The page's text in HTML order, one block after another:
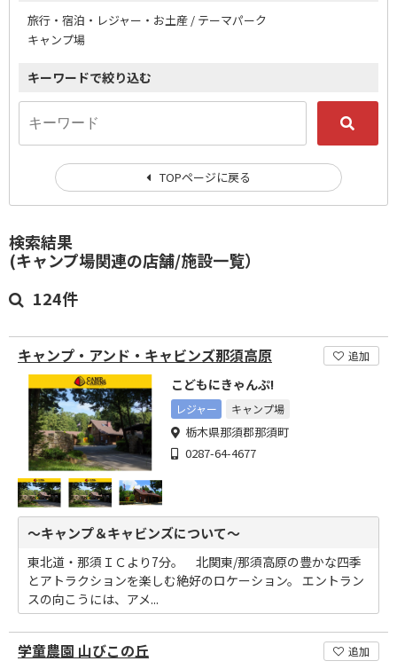
検索結果
(キャンプ場関連の店舗/施設一覧）
124件
キャンプ・アンド・キャビンズ那須高原 追加
こどもにきゃんぷ!
レジャー キャンプ場
栃木県那須郡那須町
0287-64-4677
～キャンプ＆キャビンズについて～
東北道・那須ＩＣより7分。 北関東/那須高原の豊かな四季
とアトラクションを楽しむ絶好のロケーション。 エントラン
スの向こうには、アメ...
学童農園 山びこの丘 追加
旅行・宿泊・レジャー・お土産 / テーマパーク
キャンプ場
キーワードで絞り込む
TOPページに戻る